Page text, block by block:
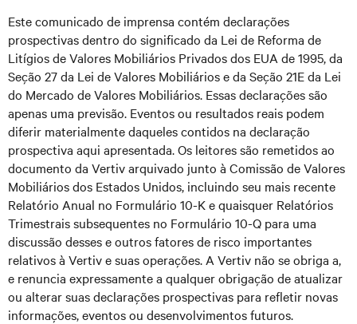
Este comunicado de imprensa contém declarações
prospectivas dentro do significado da Lei de Reforma de
Litígios de Valores Mobiliários Privados dos EUA de 1995, da
Seção 27 da Lei de Valores Mobiliários e da Seção 21E da Lei
do Mercado de Valores Mobiliários. Essas declarações são
apenas uma previsão. Eventos ou resultados reais podem
diferir materialmente daqueles contidos na declaração
prospectiva aqui apresentada. Os leitores são remetidos ao
documento da Vertiv arquivado junto à Comissão de Valores
Mobiliários dos Estados Unidos, incluindo seu mais recente
Relatório Anual no Formulário 10-K e quaisquer Relatórios
Trimestrais subsequentes no Formulário 10-Q para uma
discussão desses e outros fatores de risco importantes
relativos à Vertiv e suas operações. A Vertiv não se obriga a,
e renuncia expressamente a qualquer obrigação de atualizar
ou alterar suas declarações prospectivas para refletir novas
informações, eventos ou desenvolvimentos futuros.